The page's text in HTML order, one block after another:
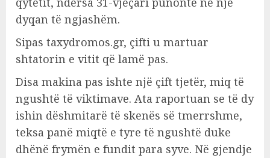
dyqan të ngjashëm.
Sipas taxydromos.gr, çifti u martuar
shtatorin e vitit që lamë pas.
Disa makina pas ishte një çift tjetër, miq të
ngushtë të viktimave. Ata raportuan se të dy
ishin dëshmitarë të skenës së tmerrshme,
teksa panë miqtë e tyre të ngushtë duke
dhënë frymën e fundit para syve. Në gjendje